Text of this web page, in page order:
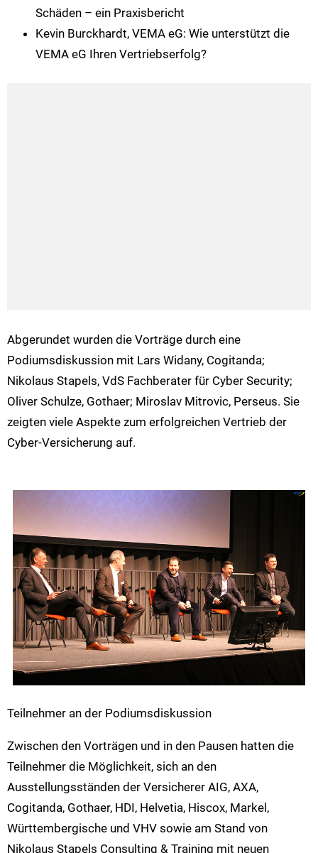
Schäden – ein Praxisbericht
Kevin Burckhardt, VEMA eG: Wie unterstützt die
VEMA eG Ihren Vertriebserfolg?
Abgerundet wurden die Vorträge durch eine
Podiumsdiskussion mit Lars Widany, Cogitanda;
Nikolaus Stapels, VdS Fachberater für Cyber Security;
Oliver Schulze, Gothaer; Miroslav Mitrovic, Perseus. Sie
zeigten viele Aspekte zum erfolgreichen Vertrieb der
Cyber-Versicherung auf.
Teilnehmer an der Podiumsdiskussion
Zwischen den Vorträgen und in den Pausen hatten die
Teilnehmer die Möglichkeit, sich an den
Ausstellungsständen der Versicherer AIG, AXA,
Cogitanda, Gothaer, HDI, Helvetia, Hiscox, Markel,
Württembergische und VHV sowie am Stand von
Nikolaus Stapels Consulting & Training mit neuen